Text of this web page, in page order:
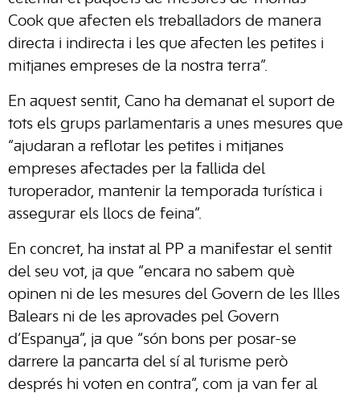
Cook que afecten els treballadors de manera
directa i indirecta i les que afecten les petites i
mitjanes empreses de la nostra terra”.
En aquest sentit, Cano ha demanat el suport de
tots els grups parlamentaris a unes mesures que
“ajudaran a reflotar les petites i mitjanes
empreses afectades per la fallida del
turoperador, mantenir la temporada turística i
assegurar els llocs de feina”.
En concret, ha instat al PP a manifestar el sentit
del seu vot, ja que “encara no sabem què
opinen ni de les mesures del Govern de les Illes
Balears ni de les aprovades pel Govern
d’Espanya”, ja que “són bons per posar-se
darrere la pancarta del sí al turisme però
després hi voten en contra”, com ja van fer al